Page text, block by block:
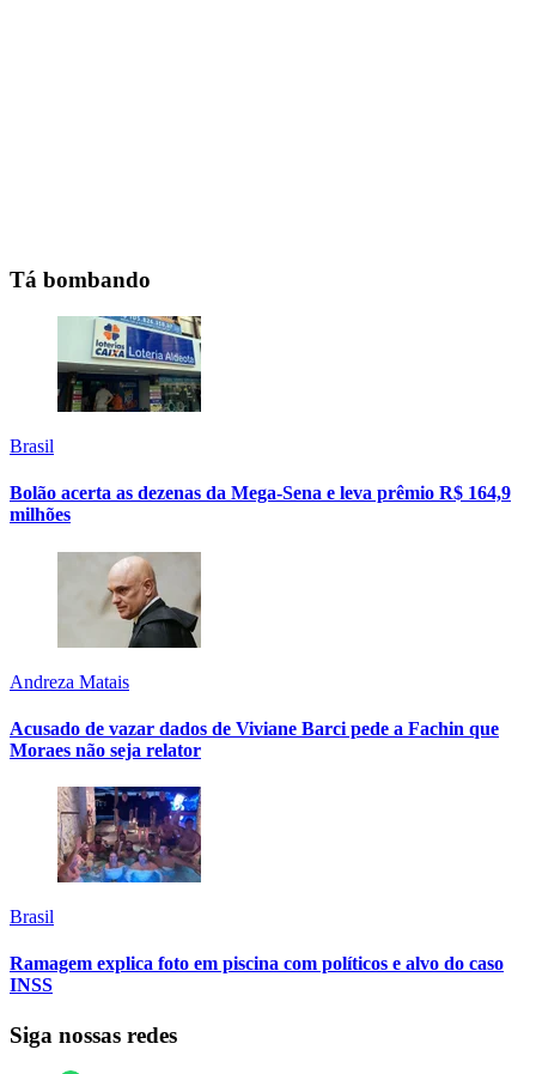
Tá bombando
Brasil
Bolão acerta as dezenas da Mega-Sena e leva prêmio R$ 164,9
milhões
Andreza Matais
Acusado de vazar dados de Viviane Barci pede a Fachin que
Moraes não seja relator
Brasil
Ramagem explica foto em piscina com políticos e alvo do caso
INSS
Siga nossas redes